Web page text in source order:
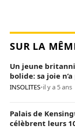
SUR LA
Un jeune
bolide: sa joie
INSOLITES•il y a 5 ans
Palais de
célèbrent leurs